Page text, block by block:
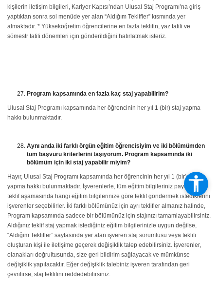
kişilerin iletişim bilgileri, Kariyer Kapısı’ndan Ulusal Staj Programı’na giriş
yaptıktan sonra sol menüde yer alan “Aldığım Teklifler” kısmında yer
almaktadır. * Yükseköğretim öğrencilerine en fazla teklifin, yaz tatili ve
sömestr tatili dönemleri için gönderildiğini hatırlatmak isteriz.
Program kapsamında en fazla kaç staj yapabilirim?
Ulusal Staj Programı kapsamında her öğrencinin her yıl 1 (bir) staj yapma
hakkı bulunmaktadır.
Aynı anda iki farklı örgün eğitim öğrencisiyim ve iki bölümümden
tüm başvuru kriterlerini taşıyorum. Program kapsamında iki
bölümüm için iki staj yapabilir miyim?
Hayır, Ulusal Staj Programı kapsamında her öğrencinin her yıl 1 (bir) staj
yapma hakkı bulunmaktadır. İşverenlerle, tüm eğitim bilgileriniz paylaşılır ve
teklif aşamasında hangi eğitim bilgilerinize göre teklif göndermek istediklerini
işverenler seçebilirler. İki farklı bölümünüz için ayrı teklifler almanız halinde,
Program kapsamında sadece bir bölümünüz için stajınızı tamamlayabilirsiniz.
Aldığınız teklif staj yapmak istediğiniz eğitim bilgilerinizle uygun değilse,
“Aldığım Teklifler” sayfasında yer alan işveren staj sorumlusu veya teklifi
oluşturan kişi ile iletişime geçerek değişiklik talep edebilirsiniz. İşverenler,
olanakları doğrultusunda, size geri bildirim sağlayacak ve mümkünse
değişiklik yapılacaktır. Eğer değişiklik talebiniz işveren tarafından geri
çevrilirse, staj teklifini reddedebilirsiniz.